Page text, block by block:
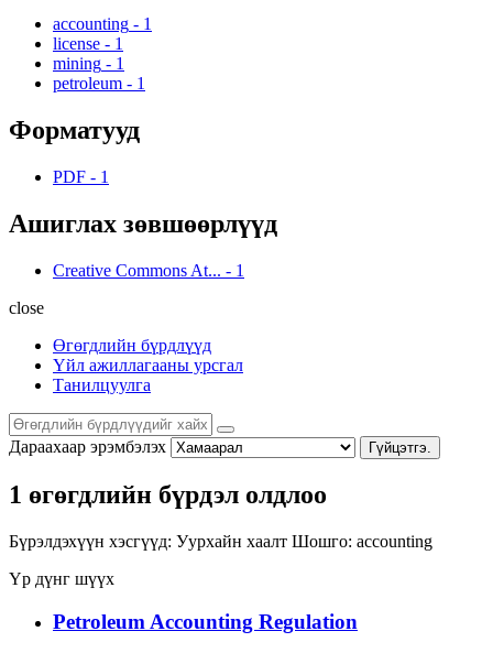
accounting - 1
license - 1
mining - 1
petroleum - 1
Форматууд
PDF - 1
Ашиглах зөвшөөрлүүд
Creative Commons At... - 1
close
Өгөгдлийн бүрдлүүд
Үйл ажиллагааны урсгал
Танилцуулга
Дараахаар эрэмбэлэх Гүйцэтгэ.
1 өгөгдлийн бүрдэл олдлоо
Бүрэлдэхүүн хэсгүүд: Уурхайн хаалт Шошго: accounting
Үр дүнг шүүх
Petroleum Accounting Regulation